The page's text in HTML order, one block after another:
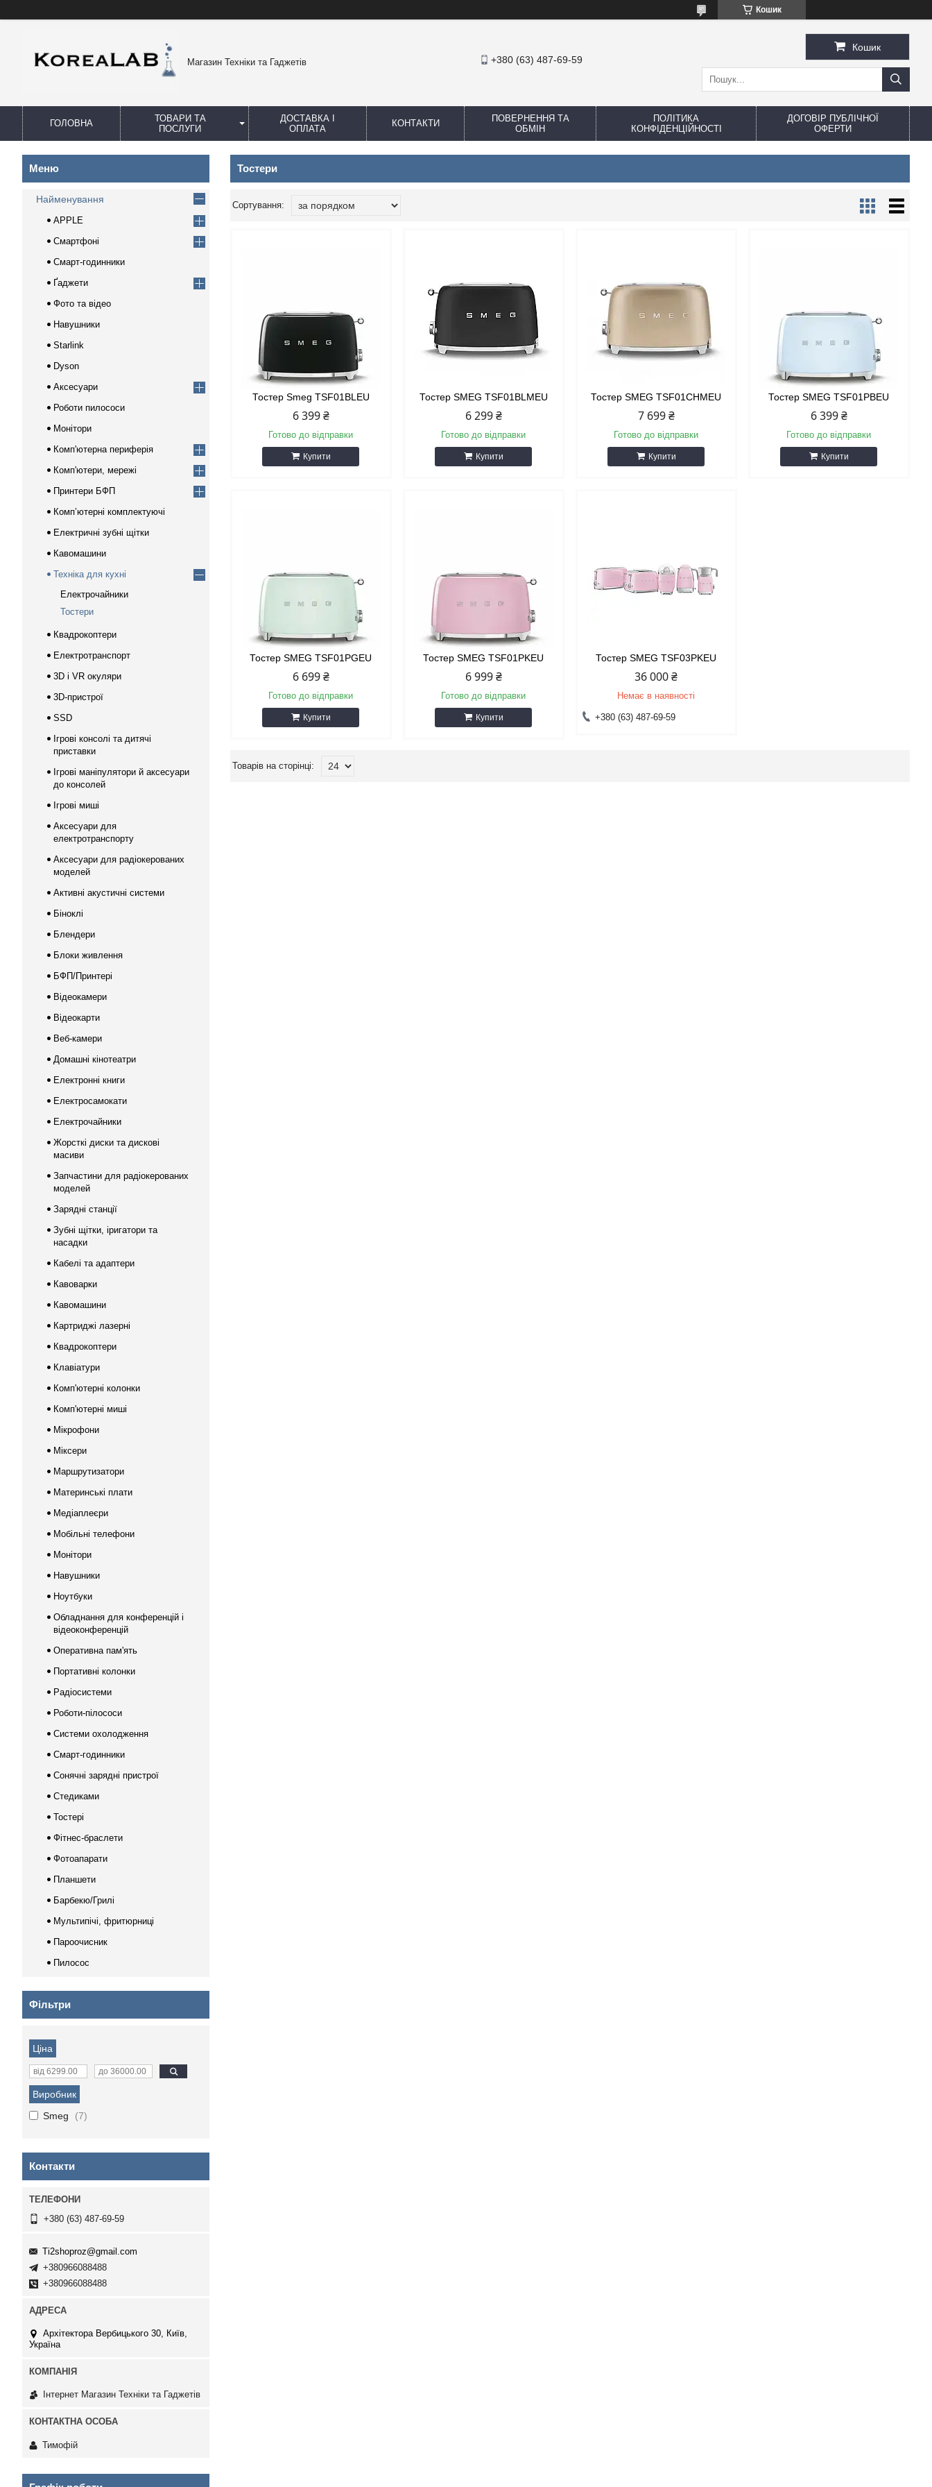
Кошик
Магазин Техніки та Гаджетів +380 (63) 487-69-59
Кошик
ГОЛОВНА
ТОВАРИ ТА
ПОСЛУГИ
ДОСТАВКА І
ОПЛАТА
КОНТАКТИ
ПОВЕРНЕННЯ ТА
ОБМІН
ПОЛІТИКА
КОНФІДЕНЦІЙНОСТІ
ДОГОВІР ПУБЛІЧНОЇ
ОФЕРТИ
Тостери
Тостер Smeg TSF01BLEU
6 399 ₴
Готово до відправки
Купити
Тостер SMEG TSF01BLMEU
6 299 ₴
Готово до відправки
Купити
Тостер SMEG TSF01CHMEU
7 699 ₴
Готово до відправки
Купити
Тостер SMEG TSF01PBEU
6 399 ₴
Готово до відправки
Купити
Тостер SMEG TSF01PGEU
6 699 ₴
Готово до відправки
Купити
Тостер SMEG TSF01PKEU
6 999 ₴
Готово до відправки
Купити
Тостер SMEG TSF03PKEU
36 000 ₴
Немає в наявності
+380 (63) 487-69-59
Найменування
APPLE
Смартфоні
Смарт-годинники
Ґаджети
Фото та відео
Навушники
Starlink
Dyson
Аксесуари
Роботи пилососи
Монітори
Комп'ютерна периферія
Комп'ютери, мережі
Принтери БФП
Компʼютерні комплектуючі
Електричні зубні щітки
Кавомашини
Техніка для кухні
Електрочайники
Тостери
Квадрокоптери
Електротранспорт
3D і VR окуляри
3D-пристрої
SSD
Ігрові консолі та дитячі
приставки
Ігрові маніпулятори й аксесуари
до консолей
Ігрові миші
Аксесуари для
електротранспорту
Аксесуари для радіокерованих
моделей
Активні акустичні системи
Біноклі
Блендери
Блоки живлення
БФП/Принтері
Відеокамери
Відеокарти
Веб-камери
Домашні кінотеатри
Електронні книги
Електросамокати
Електрочайники
Жорсткі диски та дискові
масиви
Запчастини для радіокерованих
моделей
Зарядні станції
Зубні щітки, іригатори та
насадки
Кабелі та адаптери
Кавоварки
Кавомашини
Картриджі лазерні
Квадрокоптери
Клавіатури
Комп'ютерні колонки
Комп'ютерні миші
Мікрофони
Міксери
Маршрутизатори
Материнські плати
Медіаплеєри
Мобільні телефони
Монітори
Навушники
Ноутбуки
Обладнання для конференцій і
відеоконференцій
Оперативна пам'ять
Портативні колонки
Радіосистеми
Роботи-пілососи
Системи охолодження
Смарт-годинники
Сонячні зарядні пристрої
Стедиками
Тостері
Фітнес-браслети
Фотоапарати
Планшети
Барбекю/Грилі
Мультипічі, фритюрниці
Пароочисник
Пилосос
Фільтри
Ціна
Виробник
Smeg
7
Контакти
+380 (63) 487-69-59
Ti2shoproz@gmail.com
+380966088488
+380966088488
Архітектора Вербицького 30, Київ,
Україна
Інтернет Магазин Техніки та Гаджетів
Тимофій